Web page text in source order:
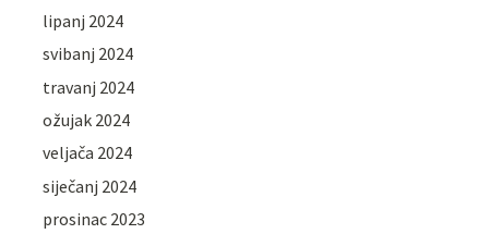
lipanj 2024
svibanj 2024
travanj 2024
ožujak 2024
veljača 2024
siječanj 2024
prosinac 2023